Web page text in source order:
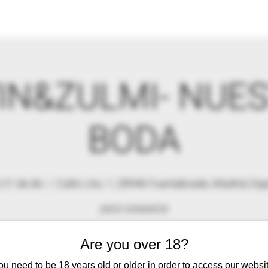
Are you over 18?
need to be 18 years old or older in order to access our
BODA
de dic Calle Litio, 1, 28946 Fuenlabrada, Madrid,
Se ha cerrado la posibilidad de registrarse